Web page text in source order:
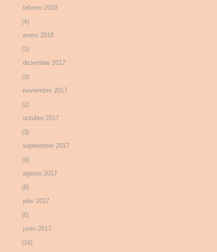
febrero 2018
(4)
enero 2018
(3)
diciembre 2017
(3)
noviembre 2017
(2)
octubre 2017
(3)
septiembre 2017
(9)
agosto 2017
(8)
julio 2017
(6)
junio 2017
(16)